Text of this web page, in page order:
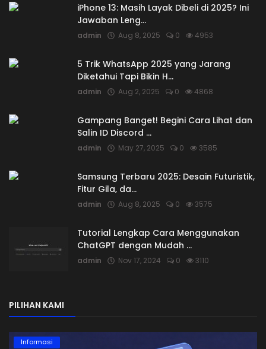
iPhone 13: Masih Layak Dibeli di 2025? Ini
Jawaban Leng...
admin Aug 8, 2025 0 4953
5 Trik WhatsApp 2025 yang Jarang
Diketahui Tapi Bikin H...
admin Aug 2, 2025 0 4868
Gampang Banget! Begini Cara Lihat dan
Salin ID Discord ...
admin May 27, 2025 0 3585
Samsung Terbaru 2025: Desain Futuristik,
Fitur Gila, da...
admin Aug 8, 2025 0 3575
Tutorial Lengkap Cara Menggunakan
ChatGPT dengan Mudah ...
admin Nov 17, 2024 0 3110
PILIHAN KAMI
Informasi